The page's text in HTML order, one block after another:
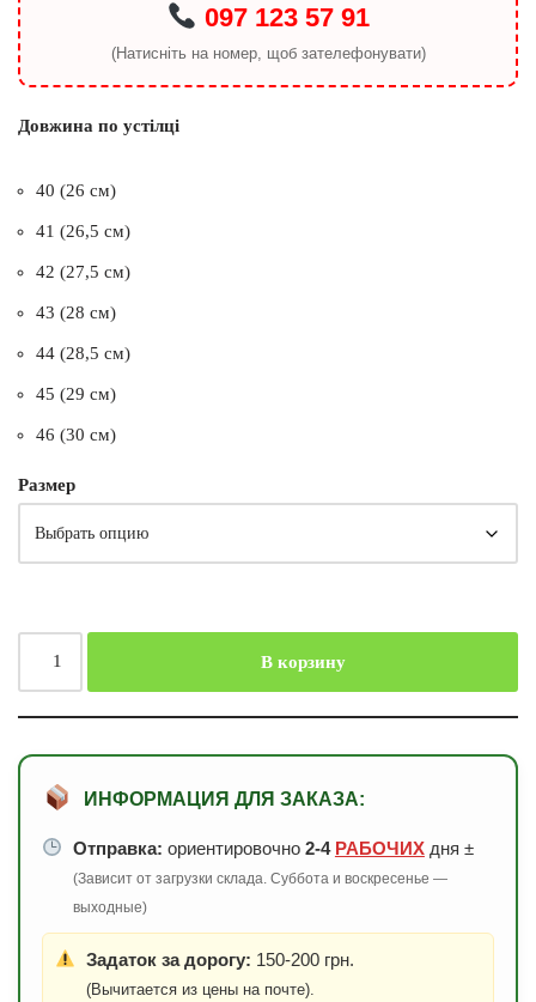
097 123 57 91
(Натисніть на номер, щоб зателефонувати)
Довжина по устілці
40 (26 см)
41 (26,5 см)
42 (27,5 см)
43 (28 см)
44 (28,5 см)
45 (29 см)
46 (30 см)
Размер
В корзину
ИНФОРМАЦИЯ ДЛЯ ЗАКАЗА:
Отправка: ориентировочно 2-4 РАБОЧИХдня ±
(Зависит от загрузки склада. Суббота и воскресенье —
выходные)
Задаток за дорогу: 150-200 грн.
(Вычитается из цены на почте).